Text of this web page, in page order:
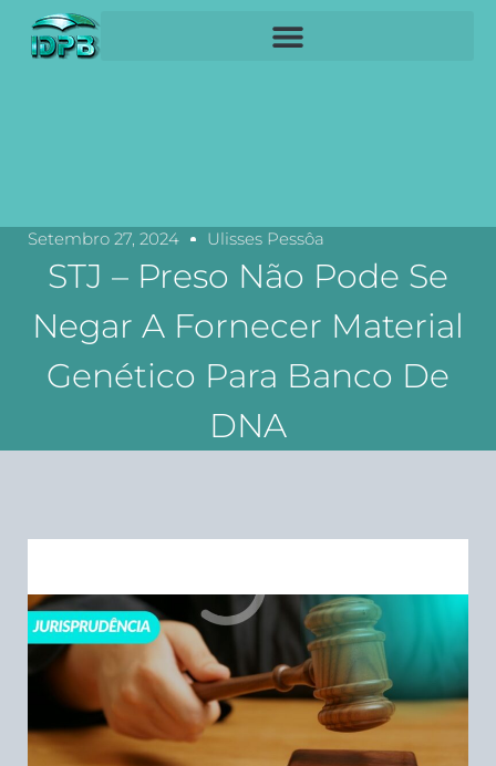
Setembro 27, 2024 Ulisses Pessôa
STJ – Preso Não Pode Se
Negar A Fornecer Material
Genético Para Banco De
DNA